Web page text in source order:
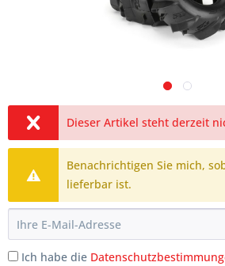
Dieser Artikel steht derzeit
Benachrichtigen Sie mich,
lieferbar ist.
Ich habe die